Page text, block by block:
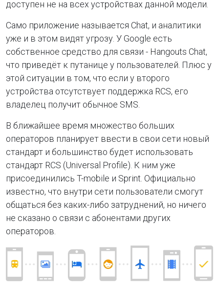
доступен не на всех устройствах данной модели.
Само приложение называется Chat, и аналитики
уже и в этом видят угрозу. У Google есть
собственное средство для связи - Hangouts Chat,
что приведёт к путанице у пользователей. Плюс у
этой ситуации в том, что если у второго
устройства отсутствует поддержка RCS, его
владелец получит обычное SMS.
В ближайшее время множество больших
операторов планирует ввести в свои сети новый
стандарт и большинство будет использовать
стандарт RCS (Universal Profile). К ним уже
присоединились T-mobile и Sprint. Официально
известно, что внутри сети пользователи смогут
общаться без каких-либо затруднений, но ничего
не сказано о связи с абонентами других
операторов.